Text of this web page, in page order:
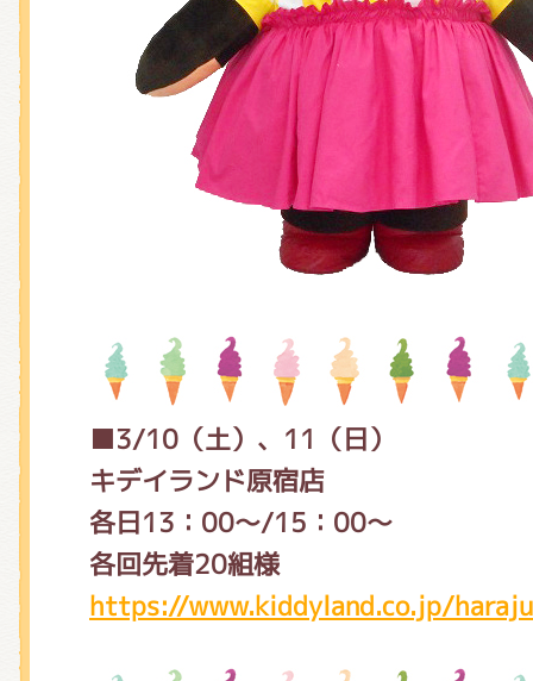
■3/10（土）、11（日）
キデイランド原宿店
各日13：00～/15：00～
各回先着20組様
https://www.kiddyland.co.jp/
くまのがっこう 家庭科部